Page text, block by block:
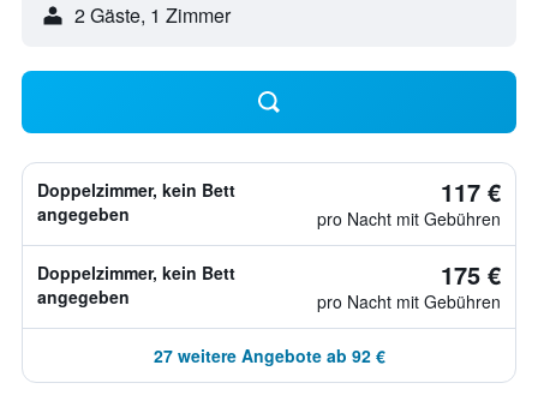
2 Gäste, 1 Zimmer
Doppelzimmer, kein Bett
angegeben
117 €
pro Nacht mit Gebühren
Doppelzimmer, kein Bett
angegeben
175 €
pro Nacht mit Gebühren
27 weitere Angebote ab 92 €